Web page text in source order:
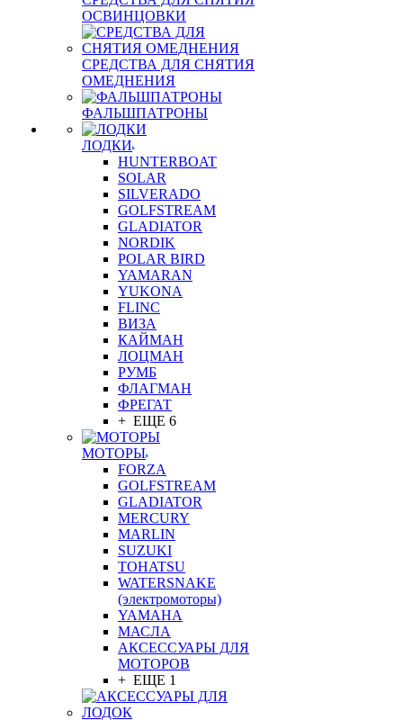
ОСВИНЦОВКИ
СРЕДСТВА ДЛЯ СНЯТИЯ
ОМЕДНЕНИЯ
ФАЛЬШПАТРОНЫ
ЛОДКИ
HUNTERBOAT
SOLAR
SILVERADO
GOLFSTREAM
GLADIATOR
NORDIK
POLAR BIRD
YAMARAN
YUKONA
FLINC
ВИЗА
КАЙМАН
ЛОЦМАН
РУМБ
ФЛАГМАН
ФРЕГАТ
+ ЕЩЕ 6
МОТОРЫ
FORZA
GOLFSTREAM
GLADIATOR
MERCURY
MARLIN
SUZUKI
TOHATSU
WATERSNAKE
(электромоторы)
YAMAHA
МАСЛА
АКСЕССУАРЫ ДЛЯ
МОТОРОВ
+ ЕЩЕ 1